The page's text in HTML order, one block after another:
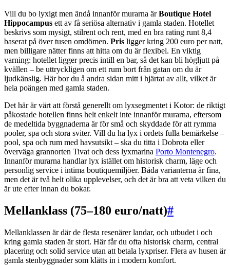
Vill du bo lyxigt men ändå innanför murarna ärBoutique Hotel
Hippocampus ett av få seriösa alternativ i gamla staden. Hotellet
beskrivs som mysigt, stilrent och rent, med en bra rating runt 8,4
baserat på över tusen omdömen. Pris ligger kring 200 euro per natt,
men billigare nätter finns att hitta om du är flexibel. En viktig
varning: hotellet ligger precis intill en bar, så det kan bli högljutt på
kvällen – be uttryckligen om ett rum bort från gatan om du är
ljudkänslig. Här bor du å andra sidan mitt i hjärtat av allt, vilket är
hela poängen med gamla staden.
Det här är värt att förstå generellt om lyxsegmentet i Kotor: de riktigt
påkostade hotellen finns helt enkelt inte innanför murarna, eftersom
de medeltida byggnaderna är för små och skyddade för att rymma
pooler, spa och stora sviter. Vill du ha lyx i ordets fulla bemärkelse –
pool, spa och rum med havsutsikt – ska du titta i Dobrota eller
överväga grannorten Tivat och dess lyxmarina Porto Montenegro.
Innanför murarna handlar lyx istället om historisk charm, läge och
personlig service i intima boutiquemiljöer. Båda varianterna är fina,
men det är två helt olika upplevelser, och det är bra att veta vilken du
är ute efter innan du bokar.
Mellanklass (75–180 euro/natt)#
Mellanklassen är där de flesta resenärer landar, och utbudet i och
kring gamla staden är stort. Här får du ofta historisk charm, central
placering och solid service utan att betala lyxpriser. Flera av husen är
gamla stenbyggnader som klätts in i modern komfort.